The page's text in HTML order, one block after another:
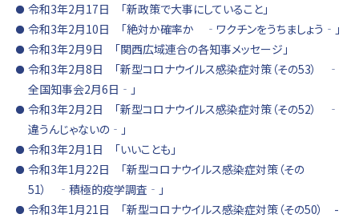
令和3年2月17日 「新政策で大事にしていること」
令和3年2月10日 「絶対か確率か ‐ワクチンをうちましょう‐」
令和3年2月9日 「関西広域連合の各知事メッセージ」
令和3年2月8日 「新型コロナウイルス感染症対策（その53） ‐
全国知事会2月6日‐」
令和3年2月2日 「新型コロナウイルス感染症対策（その52） ‐
違うんじゃないの‐」
令和3年2月1日 「いいことも」
令和3年1月22日 「新型コロナウイルス感染症対策（その
51） ‐積極的疫学調査‐」
令和3年1月21日 「新型コロナウイルス感染症対策（その50） -